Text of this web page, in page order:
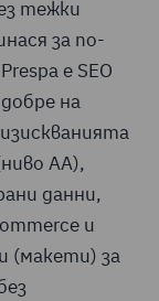
тежки
за по-
е SEO
на
АА),
данни,
и
(макети) за